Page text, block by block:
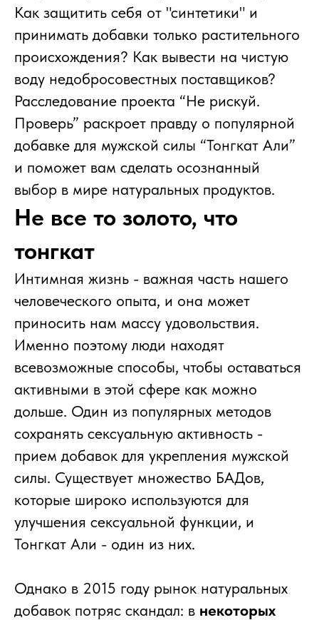
Как защитить себя от "синтетики" и
принимать добавки только растительного
происхождения? Как вывести на чистую
воду недобросовестных поставщиков?
Расследование проекта “Не рискуй.
Проверь” раскроет правду о популярной
добавке для мужской силы “Тонгкат Али”
и поможет вам сделать осознанный
выбор в мире натуральных продуктов.
Не все то золото, что
тонгкат
Интимная жизнь - важная часть нашего
человеческого опыта, и она может
приносить нам массу удовольствия.
Именно поэтому люди находят
всевозможные способы, чтобы оставаться
активными в этой сфере как можно
дольше. Один из популярных методов
сохранять сексуальную активность -
прием добавок для укрепления мужской
силы. Существует множество БАДов,
которые широко используются для
улучшения сексуальной функции, и
Тонгкат Али - один из них.
Однако в 2015 году рынок натуральных
добавок потряс скандал: в некоторых